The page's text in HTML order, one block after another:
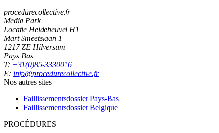
procedurecollective.fr
Media Park
Locatie Heideheuvel H1
Mart Smeetslaan 1
1217 ZE Hilversum
Pays-Bas
T: +31(0)85-3330016
E: info@procedurecollective.fr
Nos autres sites
Faillissementsdossier Pays-Bas
Faillissementsdossier Belgique
PROCÉDURES